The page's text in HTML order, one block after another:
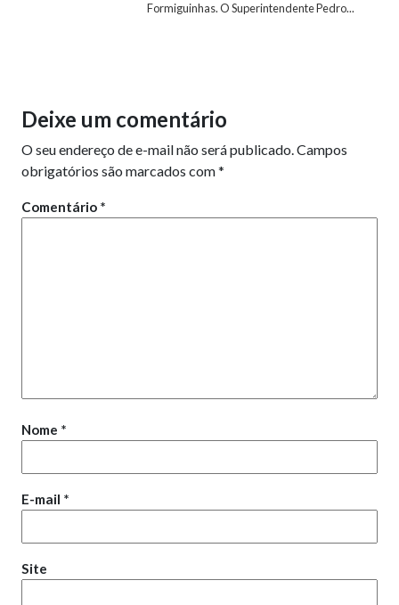
Formiguinhas. O Superintendente Pedro...
Deixe um comentário
O seu endereço de e-mail não será publicado.Campos
obrigatórios são marcados com*
Comentário *
Nome *
E-mail *
Site